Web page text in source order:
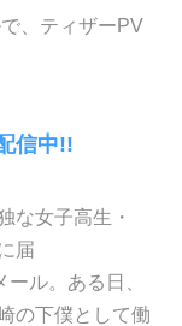
、ティザーPV
信中!!
な女子高生・
届
ル。ある日、
の下僕として働